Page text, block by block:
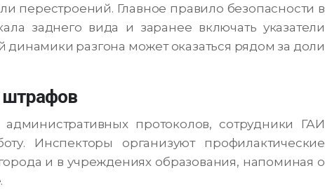
перестроений. Главное правило безопасности в
заднего вида и заранее включать указатели
динамики разгона может оказаться рядом за доли
штрафов
протоколов, сотрудники ГАИ
Инспекторы организуют профилактические
и в учреждениях образования, напоминая о